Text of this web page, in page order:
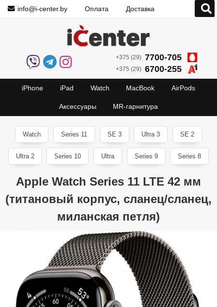
info@i-center.by Оплата Доставка
+375 (29) 7700-705
+375 (29) 6700-255
iPhone iPad Watch MacBook AirPods
Аксессуары MR-гарнитура
Watch Series 11 SE 3 Ultra 3 SE 2
Ultra 2 Series 10 Ultra Series 9 Series 8
Apple Watch Series 11 LTE 42 мм
(титановый корпус, сланец/сланец,
миланская петля)